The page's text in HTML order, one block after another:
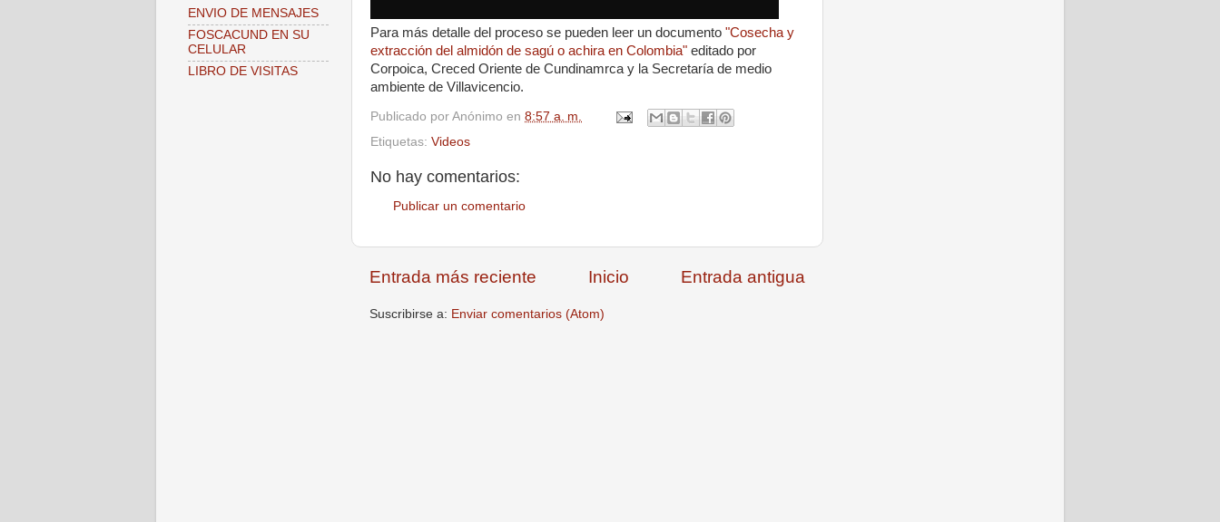
Para más detalle del proceso se pueden leer un documento "Cosecha y
extracción del almidón de sagú o achira en Colombia" editado por
Corpoica, Creced Oriente de Cundinamrca y la Secretaría de medio
ambiente de Villavicencio.
Publicado por Anónimo en 8:57 a. m.
Etiquetas: Videos
No hay comentarios:
Publicar un comentario
Entrada más reciente Entrada antigua
Inicio
Suscribirse a: Enviar comentarios (Atom)
ENVIO DE MENSAJES
FOSCACUND EN SU
CELULAR
LIBRO DE VISITAS